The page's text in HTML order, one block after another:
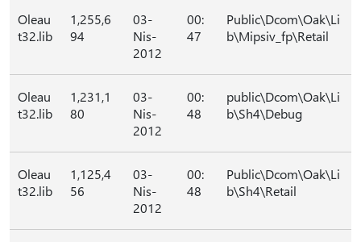
Oleau
t32.lib
1,255,6
94
03-
Nis-
2012
00:
47
Public\Dcom\Oak\Li
b\Mipsiv_fp\Retail
Oleau
t32.lib
1,231,1
80
03-
Nis-
2012
00:
48
public\Dcom\Oak\Li
b\Sh4\Debug
Oleau
t32.lib
1,125,4
56
03-
Nis-
2012
00:
48
Public\Dcom\Oak\Li
b\Sh4\Retail